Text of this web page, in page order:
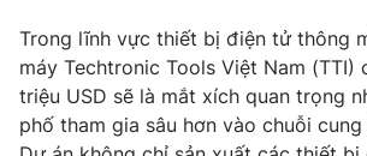
Liên hệ quảng cáo:024-7300.7108
Trong lĩnh vực thiết bị điện tử thông
máy Techtronic Tools Việt Nam (TTI)
triệu USD sẽ là mắt xích quan trọng
phố tham gia sâu hơn vào chuỗi